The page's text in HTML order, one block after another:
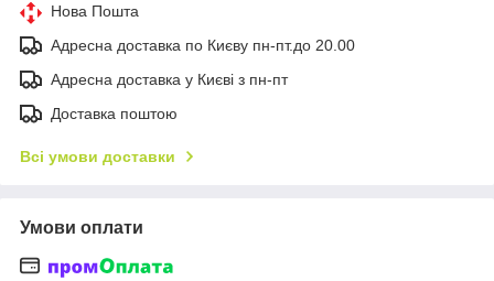
Нова Пошта
Адресна доставка по Києву пн-пт.до 20.00
Адресна доставка у Києві з пн-пт
Доставка поштою
Всі умови доставки
Умови оплати